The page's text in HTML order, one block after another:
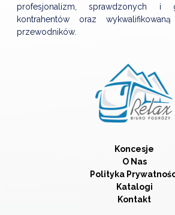
Koncesje
O Nas
Polityka
Katalogi
Kontakt
profesjonalizm, sprawdzonych i
kontrahentów oraz
przewodników.